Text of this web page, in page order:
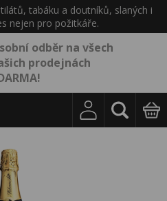
tabáku a doutníků, slaných i
nejen pro požitkáře.
odběr na všech
prodejnách